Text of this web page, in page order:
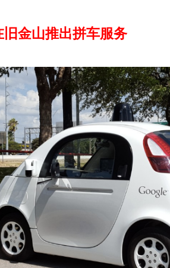
金山推出拼车服务